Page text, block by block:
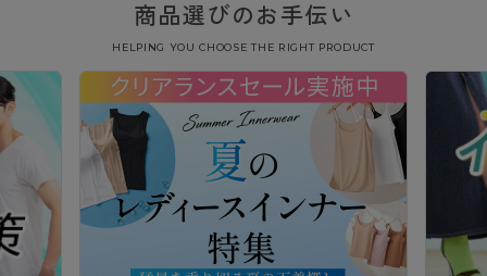
商品選びのお手伝い
HELPING YOU CHOOSE THE RIGHT PRODUCT